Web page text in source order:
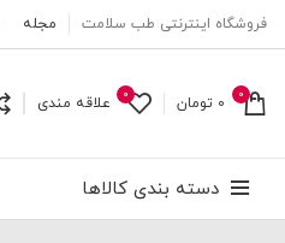
فروشگاه اینترنتی طب سلامت مجله
0
0 تومان 0 علاقه مندی
دسته بندی کالاها